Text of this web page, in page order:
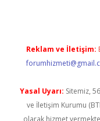
Reklam ve İletişim:
Yasal Uyarı: Sitemiz,
ve İletişim Kurumu
olarak hizmet